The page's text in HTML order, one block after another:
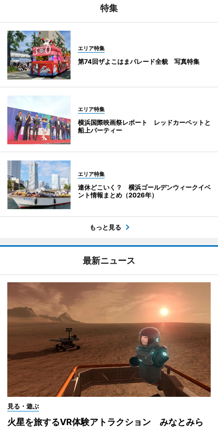
特集
エリア特集
第74回ザよこはまパレード全貌 写真特集
エリア特集
横浜国際映画祭レポート レッドカーペットと
船上パーティー
エリア特集
連休どこいく？ 横浜ゴールデンウィークイベ
ント情報まとめ（2026年）
もっと見る
最新ニュース
見る・遊ぶ
火星を旅するVR体験アトラクション みなとみら